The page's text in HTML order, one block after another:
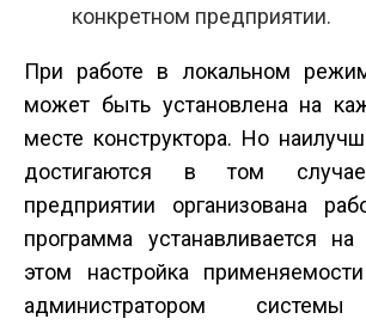
конкретном предприятии.
При работе в локальном
может быть установлена на
месте конструктора. Но
достигаются в том
предприятии организована
программа устанавливается
этом настройка
администратором системы